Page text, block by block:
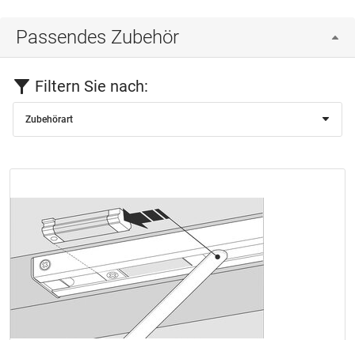
Passendes Zubehör
Filtern Sie nach:
Zubehörart